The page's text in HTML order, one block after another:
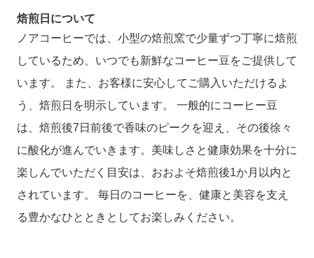
焙煎日について
ノアコーヒーでは、小型の焙煎窯で少量ずつ丁寧に焙煎
しているため、いつでも新鮮なコーヒー豆をご提供して
います。 また、お客様に安心してご購入いただけるよ
う、焙煎日を明示しています。 一般的にコーヒー豆
は、焙煎後7日前後で香味のピークを迎え、その後徐々
に酸化が進んでいきます。美味しさと健康効果を十分に
楽しんでいただく目安は、おおよそ焙煎後1か月以内と
されています。 毎日のコーヒーを、健康と美容を支え
る豊かなひとときとしてお楽しみください。